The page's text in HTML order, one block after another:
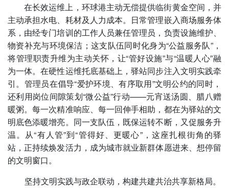
在长效运维上，环球港主动无偿提供临街黄金空间，并
主动承担水电、耗材及人力成本。日常管理嵌入商场服务体
系，由经专门培训的工作人员兼任管理员，负责设施维护、
物资补充与环境保洁；这支队伍同时化身为“公益服务队”，
将管理职责升维为主动关怀，让“管好设施”与“温暖人心”融
为一体。在硬性运维托底基础上，驿站同步注入文明实践牵
引。管理员在倡导“爱护环境、有序取用”文明公约的同时，
还利用岗位间隙策划“微公益”行动——元宵送汤圆、腊八赠
暖粥。每一次精准响应、每一回伸手相助，都在为驿站的文
明底色添暖增亮。同一支队伍，既保运转不断，又促服务升
温。从“有人管”到“管得好、更暖心”，这座扎根街角的驿
站，正持续焕发活力，成为城市就业新群体愿进来、想停留
的文明窗口。
坚持文明实践与政企联动，构建共建共治共享新格局。